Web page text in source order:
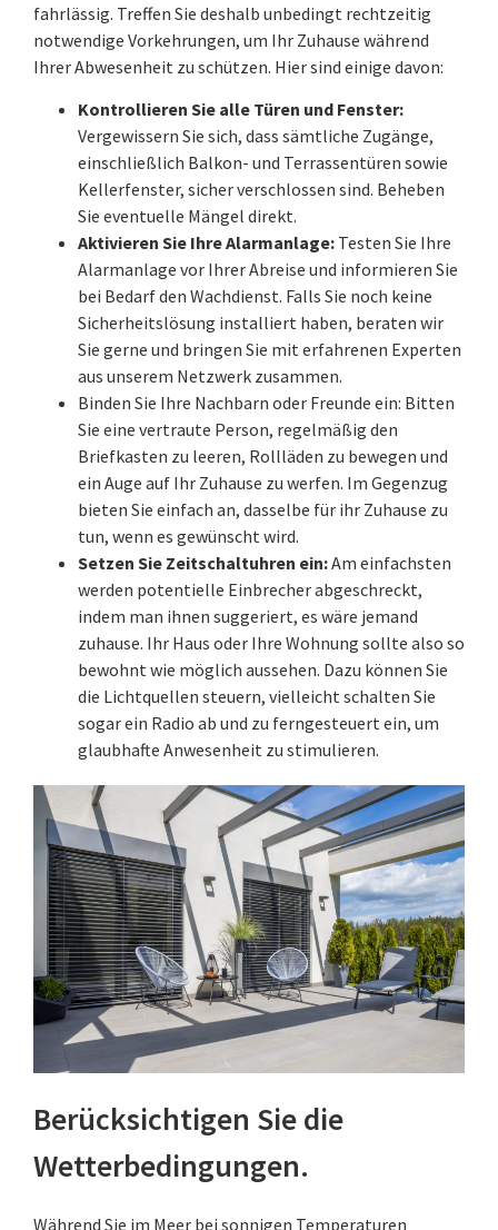
fahrlässig. Treffen Sie deshalb unbedingt rechtzeitig
notwendige Vorkehrungen, um Ihr Zuhause während
Ihrer Abwesenheit zu schützen. Hier sind einige davon:
Kontrollieren Sie alle Türen und Fenster:
Vergewissern Sie sich, dass sämtliche Zugänge,
einschließlich Balkon- und Terrassentüren sowie
Kellerfenster, sicher verschlossen sind. Beheben
Sie eventuelle Mängel direkt.
Aktivieren Sie Ihre Alarmanlage: Testen Sie Ihre
Alarmanlage vor Ihrer Abreise und informieren Sie
bei Bedarf den Wachdienst. Falls Sie noch keine
Sicherheitslösung installiert haben, beraten wir
Sie gerne und bringen Sie mit erfahrenen Experten
aus unserem Netzwerk zusammen.
Binden Sie Ihre Nachbarn oder Freunde ein: Bitten
Sie eine vertraute Person, regelmäßig den
Briefkasten zu leeren, Rollläden zu bewegen und
ein Auge auf Ihr Zuhause zu werfen. Im Gegenzug
bieten Sie einfach an, dasselbe für ihr Zuhause zu
tun, wenn es gewünscht wird.
Setzen Sie Zeitschaltuhren ein:Am einfachsten
werden potentielle Einbrecher abgeschreckt,
indem man ihnen suggeriert, es wäre jemand
zuhause. Ihr Haus oder Ihre Wohnung sollte also so
bewohnt wie möglich aussehen. Dazu können Sie
die Lichtquellen steuern, vielleicht schalten Sie
sogar ein Radio ab und zu ferngesteuert ein, um
glaubhafte Anwesenheit zu stimulieren.
Berücksichtigen Sie die
Wetterbedingungen.
Während Sie im Meer bei sonnigen Temperaturen